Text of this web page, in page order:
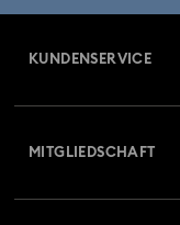
KUNDENSERVICE
MITGLIEDSCHAFT